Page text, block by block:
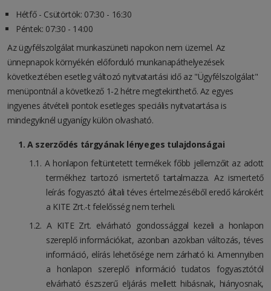
Hétfő - Csütörtök: 07:30 - 16:30
Péntek: 07:30 - 14:00
Az ügyfélszolgálat munkaszüneti napokon nem üzemel. Az
ünnepnapok környékén előforduló munkanapáthelyezések
következtében esetleg változó nyitvatartási idő az "Ügyfélszolgálat"
menüpontnál a következő 1-2 hétre megtekinthető. Az egyes
ingyenes átvételi pontok esetleges speciális nyitvatartása is
mindegyiknél ugyanígy külön olvasható.
A szerződés tárgyának lényeges tulajdonságai
A honlapon feltüntetett termékek főbb jellemzőit az adott
termékhez tartozó ismertető tartalmazza. Az ismertető
leírás fogyasztó általi téves értelmezéséből eredő károkért
a KITE Zrt.-t felelősség nem terheli.
A KITE Zrt. elvárható gondossággal kezeli a honlapon
szereplő információkat, azonban azokban változás, téves
információ, elírás lehetősége nem zárható ki. Amennyiben
a honlapon szereplő információ tudatos fogyasztótól
elvárható észszerű eljárás mellett hibásnak, hiányosnak,